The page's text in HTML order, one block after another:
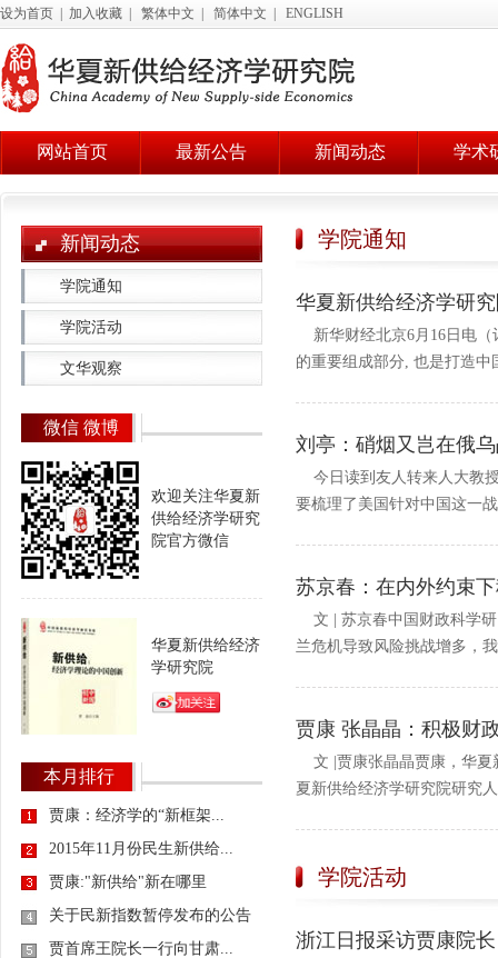
设为首页 加入收藏 繁体中文 简体中文 ENGLISH
网站首页 最新公告 新闻动态 学术
新闻动态
学院通知
学院活动
文华观察
微信 微博
欢迎关注华夏新
供给经济学研究
院官方微信
华夏新供给经济
学研究院
本月排行
贾康：经济学的“新框架...
2015年11月份民生新供给...
贾康:"新供给"新在哪里
关于民新指数暂停发布的公告
贾首席王院长一行向甘肃...
学院通知
华夏新供给经济学研
新华财经北京6月16日电（
的重要组成部分, 也是打造中
刘亭：硝烟又岂在俄
今日读到友人转来人大教
要梳理了美国针对中国这一
苏京春：在内外约束
文 | 苏京春中国财政科学研
兰危机导致风险挑战增多，
贾康 张晶晶：积极财
文 |贾康张晶晶贾康，华夏
夏新供给经济学研究院研究
学院活动
浙江日报采访贾康院